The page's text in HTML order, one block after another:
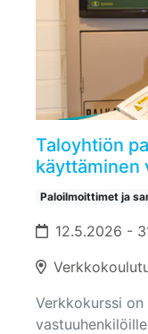
Taloyhtiön
käyttäminen
Paloilmoittimet ja
12.5.2026 -
Verkkokurssi